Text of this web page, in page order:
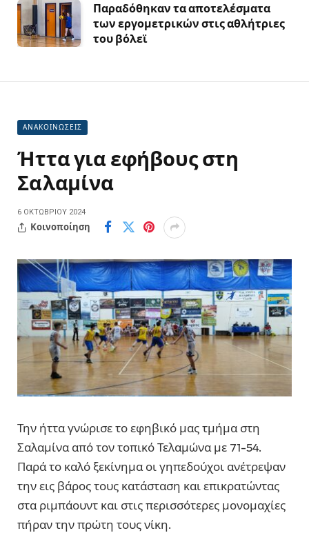
Παραδόθηκαν τα αποτελέσματα
των εργομετρικών στις αθλήτριες
του βόλεϊ
ΑΝΑΚΟΙΝΩΣΕΙΣ
Ήττα για εφήβους στη
Σαλαμίνα
6 ΟΚΤΩΒΡΊΟΥ 2024
Κοινοποίηση
Την ήττα γνώρισε το εφηβικό μας τμήμα στη
Σαλαμίνα από τον τοπικό Τελαμώνα με 71-54.
Παρά το καλό ξεκίνημα οι γηπεδούχοι ανέτρεψαν
την εις βάρος τους κατάσταση και επικρατώντας
στα ριμπάουντ και στις περισσότερες μονομαχίες
πήραν την πρώτη τους νίκη.